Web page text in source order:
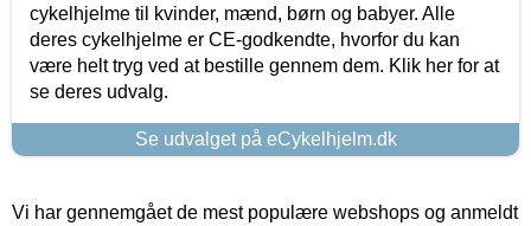
cykelhjelme til kvinder, mænd, børn og babyer. Alle
deres cykelhjelme er CE-godkendte, hvorfor du kan
være helt tryg ved at bestille gennem dem. Klik her for at
se deres udvalg.
Se udvalget på eCykelhjelm.dk
Vi har gennemgået de mest populære webshops og anmeldt